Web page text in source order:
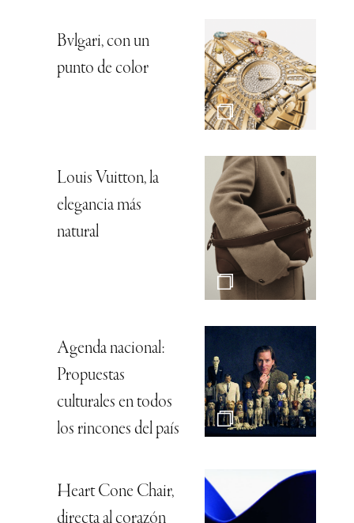
Bvlgari, con un
punto de color
Louis Vuitton, la
elegancia más
natural
Agenda nacional:
Propuestas
culturales en todos
los rincones del país
Heart Cone Chair,
directa al corazón